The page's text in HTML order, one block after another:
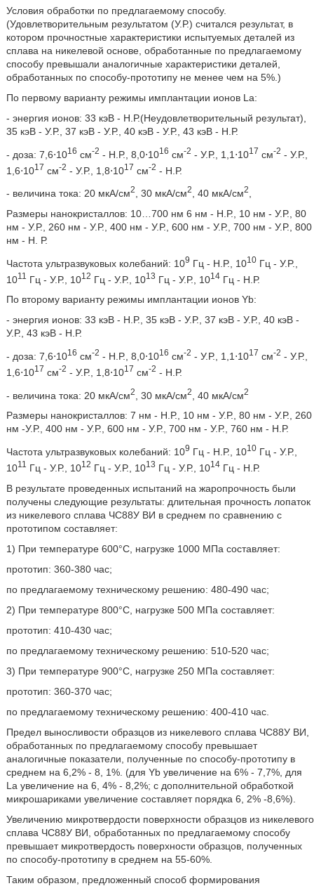
Условия обработки по предлагаемому способу.
(Удовлетворительным результатом (У.Р.) считался результат, в
котором прочностные характеристики испытуемых деталей из
сплава на никелевой основе, обработанные по предлагаемому
способу превышали аналогичные характеристики деталей,
обработанных по способу-прототипу не менее чем на 5%.)
По первому варианту режимы имплантации ионов La:
- энергия ионов: 33 кэВ - Н.Р.(Неудовлетворительный результат),
35 кэВ - У.Р., 37 кэВ - У.Р., 40 кэВ - У.Р., 43 кэВ - Н.Р.
- доза: 7,6⋅1016 см-2 - Н.Р., 8,0⋅1016 см-2 - У.Р., 1,1⋅1017 см-2 - У.Р.,
1,6⋅1017 см-2 - У.Р., 1,8⋅1017 см-2 - Н.Р.
- величина тока: 20 мкА/см2 , 30 мкА/см2 , 40 мкА/см2
Размеры нанокристаллов: 10…700 нм 6 нм - Н.Р., 10 нм - У.Р., 80
нм - У.Р., 260 нм - У.Р., 400 нм - У.Р., 600 нм - У.Р., 700 нм - У.Р., 800
нм - H. Р.
Частота ультразвуковых колебаний: 109 Гц - Н.Р., 1010Гц - У.P.,
1011 Гц - У.Р., 1012 Гц - У.Р., 1013 Гц - У.Р., 1014Гц - Н.Р.
По второму варианту режимы имплантации ионов Yb:
- энергия ионов: 33 кэВ - Н.Р., 35 кэВ - У.Р., 37 кэВ - У.Р., 40 кэВ -
У.Р., 43 кэВ - Н.Р.
- доза: 7,6⋅1016 см-2 - Н.Р., 8,0⋅1016 см-2 - У.Р., 1,1⋅1017 см-2 - У.Р.,
1,6⋅1017 см-2 - У.Р., 1,8⋅1017 см-2 - Н.Р.
- величина тока: 20 мкА/см2 , 30 мкА/см2 , 40 мкА/см2
Размеры нанокристаллов: 7 нм - Н.Р., 10 нм - У.Р., 80 нм - У.Р., 260
нм -У.Р., 400 нм - У.Р., 600 нм - У.Р., 700 нм - У.Р., 760 нм - Н.Р.
Частота ультразвуковых колебаний: 109 Гц - Н.Р., 1010Гц - У.Р.,
1011 Гц - У.Р., 1012 Гц - У.Р., 1013 Гц - У.Р., 1014Гц - Н.Р.
В результате проведенных испытаний на жаропрочность были
получены следующие результаты: длительная прочность лопаток
из никелевого сплава ЧС88У ВИ в среднем по сравнению с
прототипом составляет:
1) При температуре 600°С, нагрузке 1000 МПа составляет:
прототип: 360-380 час;
по предлагаемому техническому решению: 480-490 час;
2) При температуре 800°С, нагрузке 500 МПа составляет:
прототип: 410-430 час;
по предлагаемому техническому решению: 510-520 час;
3) При температуре 900°С, нагрузке 250 МПа составляет:
прототип: 360-370 час;
по предлагаемому техническому решению: 400-410 час.
Предел выносливости образцов из никелевого сплава ЧС88У ВИ,
обработанных по предлагаемому способу превышает
аналогичные показатели, полученные по способу-прототипу в
среднем на 6,2% - 8, 1%. (для Yb увеличение на 6% - 7,7%, для
La увеличение на 6, 4% - 8,2%; с дополнительной обработкой
микрошариками увеличение составляет порядка 6, 2% -8,6%).
Увеличению микротвердости поверхности образцов из никелевого
сплава ЧС88У ВИ, обработанных по предлагаемому способу
превышает микротвердость поверхности образцов, полученных
по способу-прототипу в среднем на 55-60%.
Таким образом, предложенный способ формирования